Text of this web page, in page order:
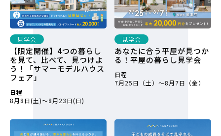
見学会
【限定開催】4つの暮らし
を見て、比べて、見つけよ
う！「サマーモデルハウス
フェア」
日程
8月8日(土)～8月23日(日)
見学会
あなたに合う平屋が見つか
る！平屋の暮らし見学会
日程
7月25日（土）～8月7日（金）